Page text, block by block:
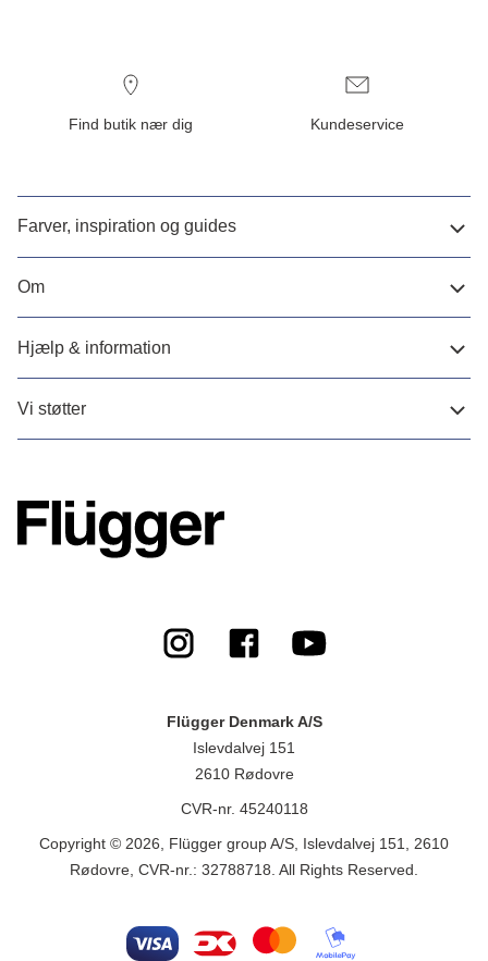
Find butik nær dig Kundeservice
Farver, inspiration og guides
Om
Hjælp & information
Vi støtter
Flügger Denmark A/S
Islevdalvej 151
2610 Rødovre
CVR-nr. 45240118
Copyright © 2026, Flügger group A/S, Islevdalvej 151, 2610
Rødovre, CVR-nr.: 32788718. All Rights Reserved.